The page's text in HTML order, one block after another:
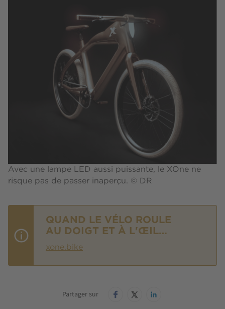
Avec une lampe LED aussi puissante, le XOne ne
risque pas de passer inaperçu. © DR
QUAND LE VÉLO ROULE
AU DOIGT ET À L'ŒIL…
xone.bike
Partager sur